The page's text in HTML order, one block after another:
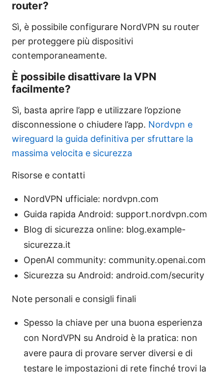
router?
Sì, è possibile configurare NordVPN su router
per proteggere più dispositivi
contemporaneamente.
È possibile disattivare la VPN
facilmente?
Sì, basta aprire l’app e utilizzare l’opzione
disconnessione o chiudere l’app. Nordvpn e
wireguard la guida definitiva per sfruttare la
massima velocita e sicurezza
Risorse e contatti
NordVPN ufficiale: nordvpn.com
Guida rapida Android: support.nordvpn.com
Blog di sicurezza online: blog.example-
sicurezza.it
OpenAI community: community.openai.com
Sicurezza su Android: android.com/security
Note personali e consigli finali
Spesso la chiave per una buona esperienza
con NordVPN su Android è la pratica: non
avere paura di provare server diversi e di
testare le impostazioni di rete finché trovi la